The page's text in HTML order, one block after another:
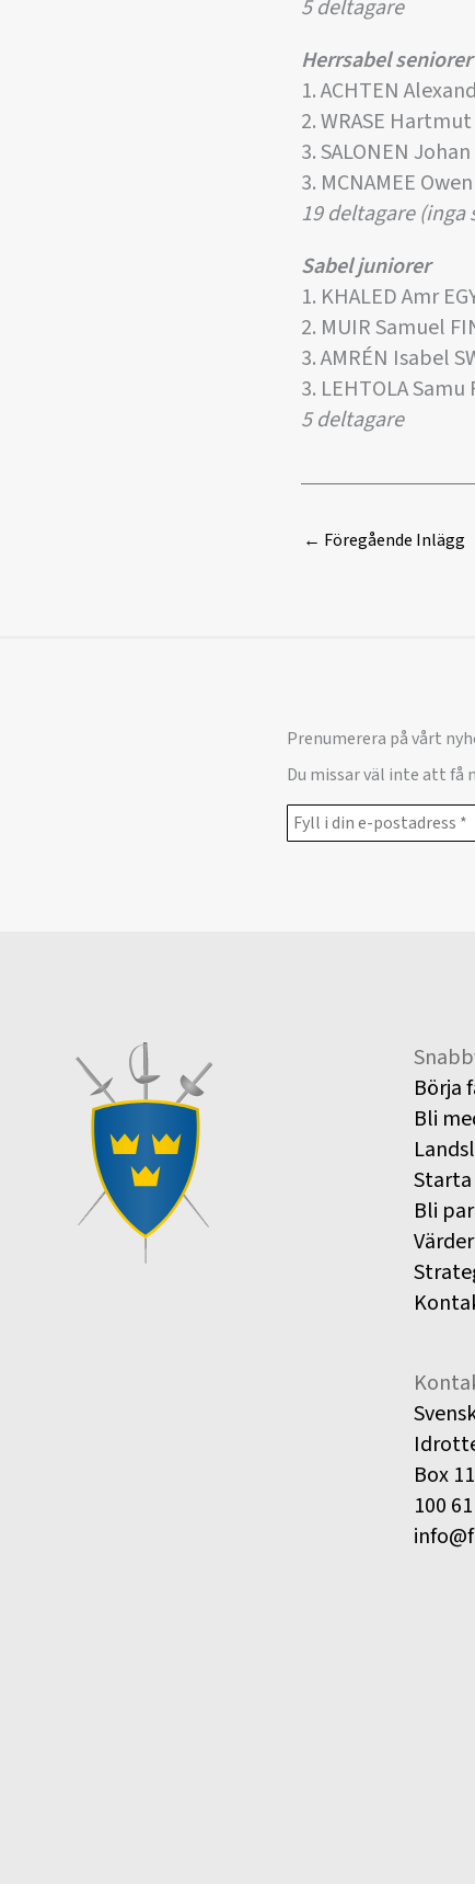
5 deltagare
Herrsabel seniorer
1. ACHTEN
2. WRASE Hartmut
3. SALONEN
3. MCNAMEE
19 deltagare (inga
Sabel juniorer
1. KHALED Amr
2. MUIR Samuel
3. AMRÉN Isabel
3. LEHTOLA Samu
5 deltagare
← Föregående Inlägg
Prenumerera på vårt
Du missar väl inte att få
Börja
Bli
Bli
Box
100